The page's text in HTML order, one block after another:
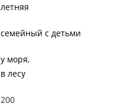
летняя
семейный с детьми
у моря
в лесу
200